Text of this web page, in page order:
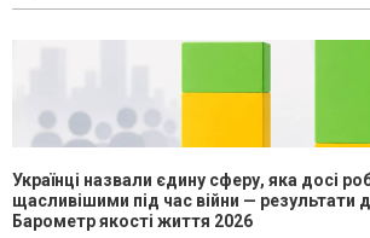
Українці назвали єдину сферу, яка досі
щасливішими під час війни — результати
Барометр якості життя 2026